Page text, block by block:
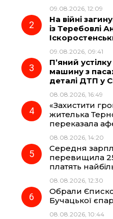
o
k
r
a
m
09.08.2026, 12:09
На війні
із Теребовлі
09.08.2026, 09:41
П’яний
машину з
деталі ДТП у
08.08.2026, 16:49
«Захистити
жителька
переказала
08.08.2026, 14:20
Середня
перевищила
платять
08.08.2026, 12:30
Обрали
Бучацької
08.08.2026, 10:44